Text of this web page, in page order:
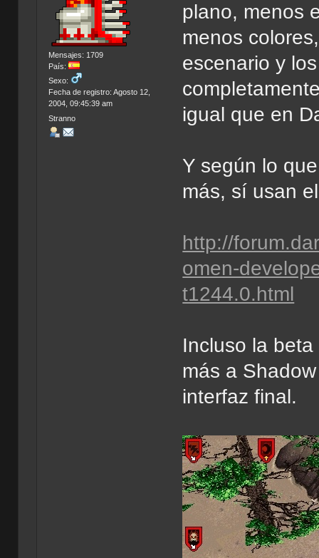
Mensajes: 1709
País:
Sexo:
Fecha de registro: Agosto 12,
2004, 09:45:39 am
Stranno
plano, menos
menos
escenario y
igual que en
Y según lo
más, sí usan
http://
omen-
t1244.0.html
Incluso la
más a
interfaz final.